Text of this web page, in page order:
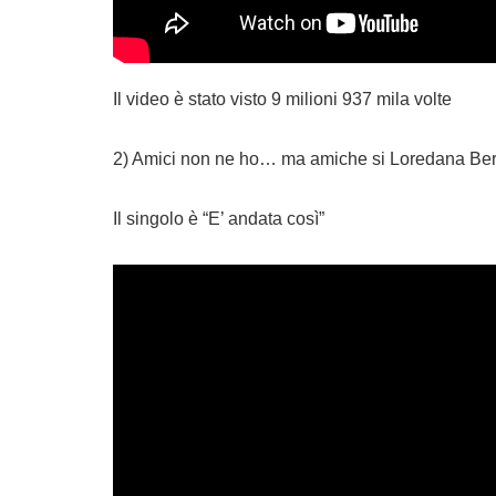
Il video è stato visto 9 milioni 937 mila volte
2) Amici non ne ho… ma amiche si Loredana
Il singolo è “E’ andata così”